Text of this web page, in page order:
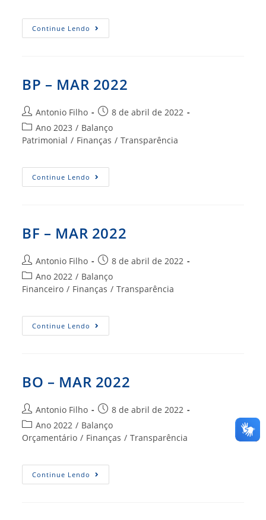
Continue Lendo VARIAÇÕES
PATRIMONIAIS
BP – MAR 2022
Autor
do
post:
Antonio Filho
Post
publicado:
8 de abril de 2022
Categoria
do
Ano 2023 / Balanço
Patrimonial / Finanças / Transparência
Continue Lendo BP
–
BF – MAR 2022
Autor
do
post:
Antonio Filho
Post
publicado:
8 de abril de 2022
Categoria
do
Ano 2022 / Balanço
Financeiro / Finanças / Transparência
Continue Lendo BF
–
BO – MAR 2022
Autor
do
post:
Antonio Filho
Post
publicado:
8 de abril de 2022
Categoria
do
Ano 2022 / Balanço
Orçamentário / Finanças / Transparência
Continue Lendo BO
–